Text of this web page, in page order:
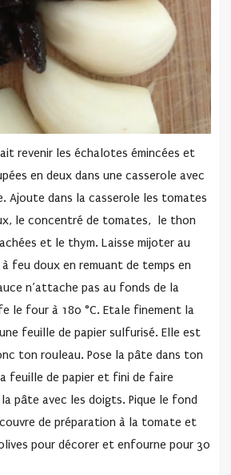
revenir les échalotes émincées et
en deux dans une casserole avec
Ajoute dans la casserole les tomates
le concentré de tomates, le thon
et le thym. Laisse mijoter au
feu doux en remuant de temps en
n’attache pas au fonds de la
le four à 180 °C. Etale finement la
feuille de papier sulfurisé. Elle est
ton rouleau. Pose la pâte dans ton
feuille de papier et fini de faire
pâte avec les doigts. Pique le fond
de préparation à la tomate et
pour décorer et enfourne pour 30